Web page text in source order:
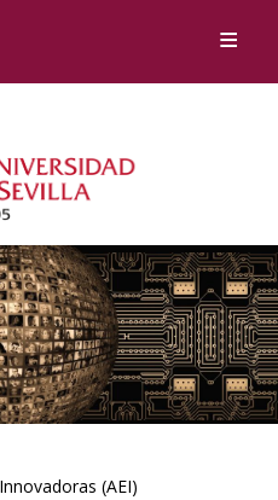
(AEI)